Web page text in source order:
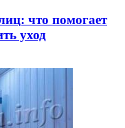
что помогает
уход